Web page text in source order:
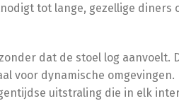
tot lange, gezellige diners
dat de stoel log aanvoelt.
voor dynamische
uitstraling die in elk